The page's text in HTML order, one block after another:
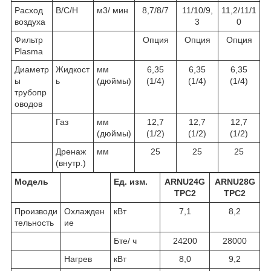
Расход
воздуха
В/С/Н м3/ мин 8,7/8/7
11/10/9,
3
11,2/11/1
0
Фильтр
Plasma
Опция Опция Опция
Диаметр
ы
трубопр
оводов
Жидкост
ь
мм
(дюймы)
6,35
(1/4)
6,35
(1/4)
6,35
(1/4)
Газ
мм
(дюймы)
12,7
(1/2)
12,7
(1/2)
12,7
(1/2)
Дренаж
(внутр.)
мм 25 25 25
Модель Ед. изм.
ARNU24G
TPC2
ARNU28G
TPC2
Производи
тельность
Охлажден
ие
кВт 7,1 8,2
Бте/ ч 24200
28000
Нагрев
кВт 8,0
9,2